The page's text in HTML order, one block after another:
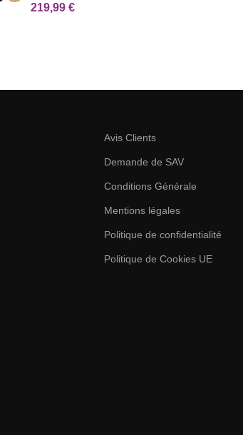
219,99€
Avis Clients
Demande de SAV
Conditions Générale
Mentions légales
Politique de confidentialité
Politique de Cookies UE